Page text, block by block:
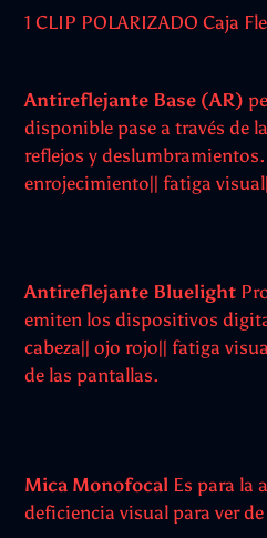
carrito
1 CLIP POLARIZADO Caja
Antireflejante Base (AR)
disponible pase a través de
reflejos y
enrojecimiento|| fatiga
Antireflejante Bluelight
emiten los dispositivos
cabeza|| ojo rojo|| fatiga
de las pantallas.
Mica Monofocal Es para la
deficiencia visual para ver de